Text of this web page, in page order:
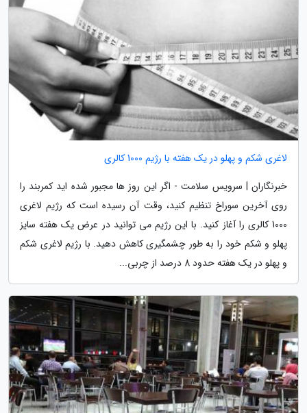
لاغری شکم و پهلو در یک هفته با رژیم 1000 کالری
خبرنگاران | سرویس سلامت - اگر این روز ها مجبور شده اید کمربند را
روی آخرین سوراخ تنظیم کنید، وقت آن رسیده است که رژیم لاغری
1000 کالری را آغاز کنید. با این رژیم می توانید در عرض یک هفته سایز
پهلو و شکم خود را به طور چشمگیری کاهش دهید. با رژیم لاغری شکم
و پهلو در یک هفته حدود 8 درصد از چربی...